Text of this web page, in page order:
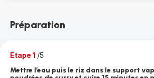
Préparation
Etape 1 /5
Mettre l’eau puis le riz dans le support